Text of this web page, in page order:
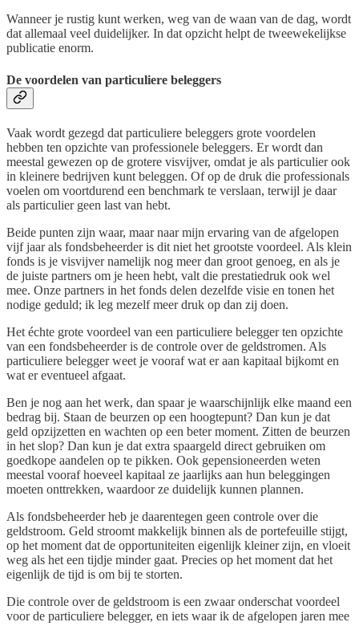
Wanneer je rustig kunt werken, weg van de waan van de dag, wordt
dat allemaal veel duidelijker. In dat opzicht helpt de tweewekelijkse
publicatie enorm.
De voordelen van particuliere beleggers
Vaak wordt gezegd dat particuliere beleggers grote voordelen
hebben ten opzichte van professionele beleggers. Er wordt dan
meestal gewezen op de grotere visvijver, omdat je als particulier ook
in kleinere bedrijven kunt beleggen. Of op de druk die professionals
voelen om voortdurend een benchmark te verslaan, terwijl je daar
als particulier geen last van hebt.
Beide punten zijn waar, maar naar mijn ervaring van de afgelopen
vijf jaar als fondsbeheerder is dit niet het grootste voordeel. Als klein
fonds is je visvijver namelijk nog meer dan groot genoeg, en als je
de juiste partners om je heen hebt, valt die prestatiedruk ook wel
mee. Onze partners in het fonds delen dezelfde visie en tonen het
nodige geduld; ik leg mezelf meer druk op dan zij doen.
Het échte grote voordeel van een particuliere belegger ten opzichte
van een fondsbeheerder is de controle over de geldstromen. Als
particuliere belegger weet je vooraf wat er aan kapitaal bijkomt en
wat er eventueel afgaat.
Ben je nog aan het werk, dan spaar je waarschijnlijk elke maand een
bedrag bij. Staan de beurzen op een hoogtepunt? Dan kun je dat
geld opzijzetten en wachten op een beter moment. Zitten de beurzen
in het slop? Dan kun je dat extra spaargeld direct gebruiken om
goedkope aandelen op te pikken. Ook gepensioneerden weten
meestal vooraf hoeveel kapitaal ze jaarlijks aan hun beleggingen
moeten onttrekken, waardoor ze duidelijk kunnen plannen.
Als fondsbeheerder heb je daarentegen geen controle over die
geldstroom. Geld stroomt makkelijk binnen als de portefeuille stijgt,
op het moment dat de opportuniteiten eigenlijk kleiner zijn, en vloeit
weg als het een tijdje minder gaat. Precies op het moment dat het
eigenlijk de tijd is om bij te storten.
Die controle over de geldstroom is een zwaar onderschat voordeel
voor de particuliere belegger, en iets waar ik de afgelopen jaren mee